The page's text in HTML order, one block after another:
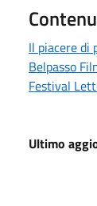
Il piacere di
Belpasso
Festival
Ultimo